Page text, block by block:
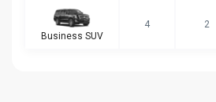
Business SUV
4 2